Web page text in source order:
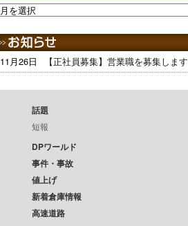
11月26日 【正社員募集】営業職を募集します
話題
短報
DPワールド
事件・事故
値上げ
新着倉庫情報
高速道路